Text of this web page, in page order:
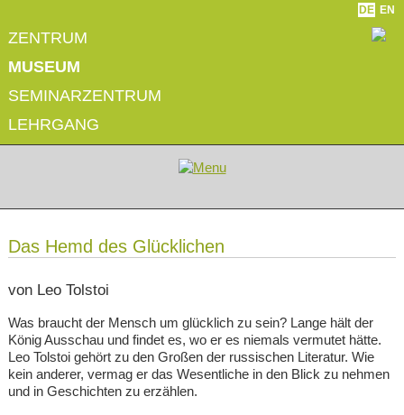
ZENTRUM
MUSEUM
SEMINARZENTRUM
LEHRGANG
DE EN
Das Hemd des Glücklichen
von Leo Tolstoi
Was braucht der Mensch um glücklich zu sein? Lange hält der
König Ausschau und findet es, wo er es niemals vermutet hätte.
Leo Tolstoi gehört zu den Großen der russischen Literatur. Wie
kein anderer, vermag er das Wesentliche in den Blick zu nehmen
und in Geschichten zu erzählen.